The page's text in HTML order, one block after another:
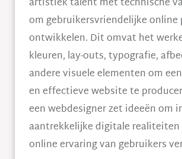
om gebruikersvriendelijke
ontwikkelen. Dit omvat het
kleuren, lay-outs, typografie,
andere visuele elementen om
en effectieve website te
een webdesigner zet ideeën om
aantrekkelijke digitale realiteiten
online ervaring van gebruikers